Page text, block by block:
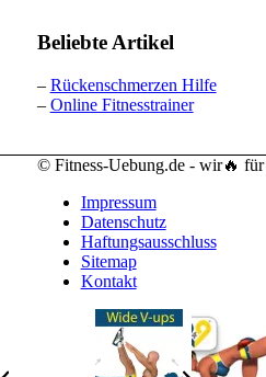
Beliebte Artikel
– Rückenschmerzen Hilfe
– Online Fitnesstrainer
© Fitness-Uebung.de - wir🔥 für
Impressum
Datenschutz
Haftungsausschluss
Sitemap
Kontakt